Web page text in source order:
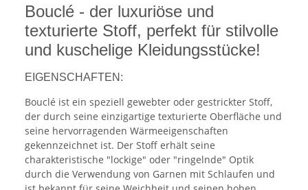
Bouclé - der luxuriöse und
texturierte Stoff, perfekt für stilvolle
und kuschelige Kleidungsstücke!
EIGENSCHAFTEN:
Bouclé ist ein speziell gewebter oder gestrickter Stoff,
der durch seine einzigartige texturierte Oberfläche und
seine hervorragenden Wärmeeigenschaften
gekennzeichnet ist. Der Stoff erhält seine
charakteristische "lockige" oder "ringelnde" Optik
durch die Verwendung von Garnen mit Schlaufen und